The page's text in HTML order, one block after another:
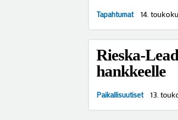
Tapahtumat 14.
Rieska-
hankkeelle
Paikallisuutiset 13.